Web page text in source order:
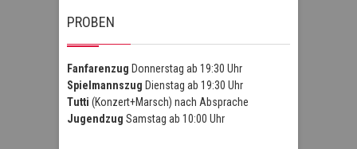
PROBEN
Fanfarenzug Donnerstag ab 19:30 Uhr
Spielmannszug Dienstag ab 19:30 Uhr
Tutti (Konzert+Marsch) nach Absprache
Jugendzug Samstag ab 10:00 Uhr